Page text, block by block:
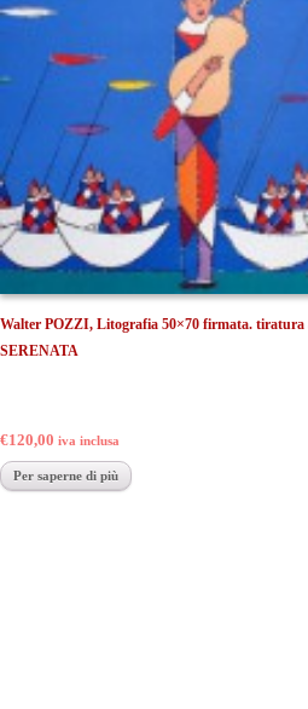
Walter POZZI, Litografia 50×70 firmata. tiratura
SERENATA
€120,00 iva inclusa
Per saperne di più